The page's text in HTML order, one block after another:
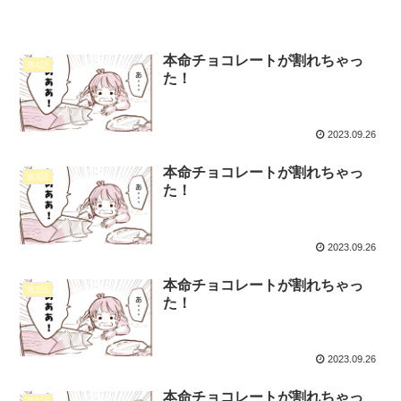
第4話
本命チョコレートが割れちゃっ
た！
2023.09.26
第3話
本命チョコレートが割れちゃっ
た！
2023.09.26
第2話
本命チョコレートが割れちゃっ
た！
2023.09.26
本命チョコレートが割れちゃっ